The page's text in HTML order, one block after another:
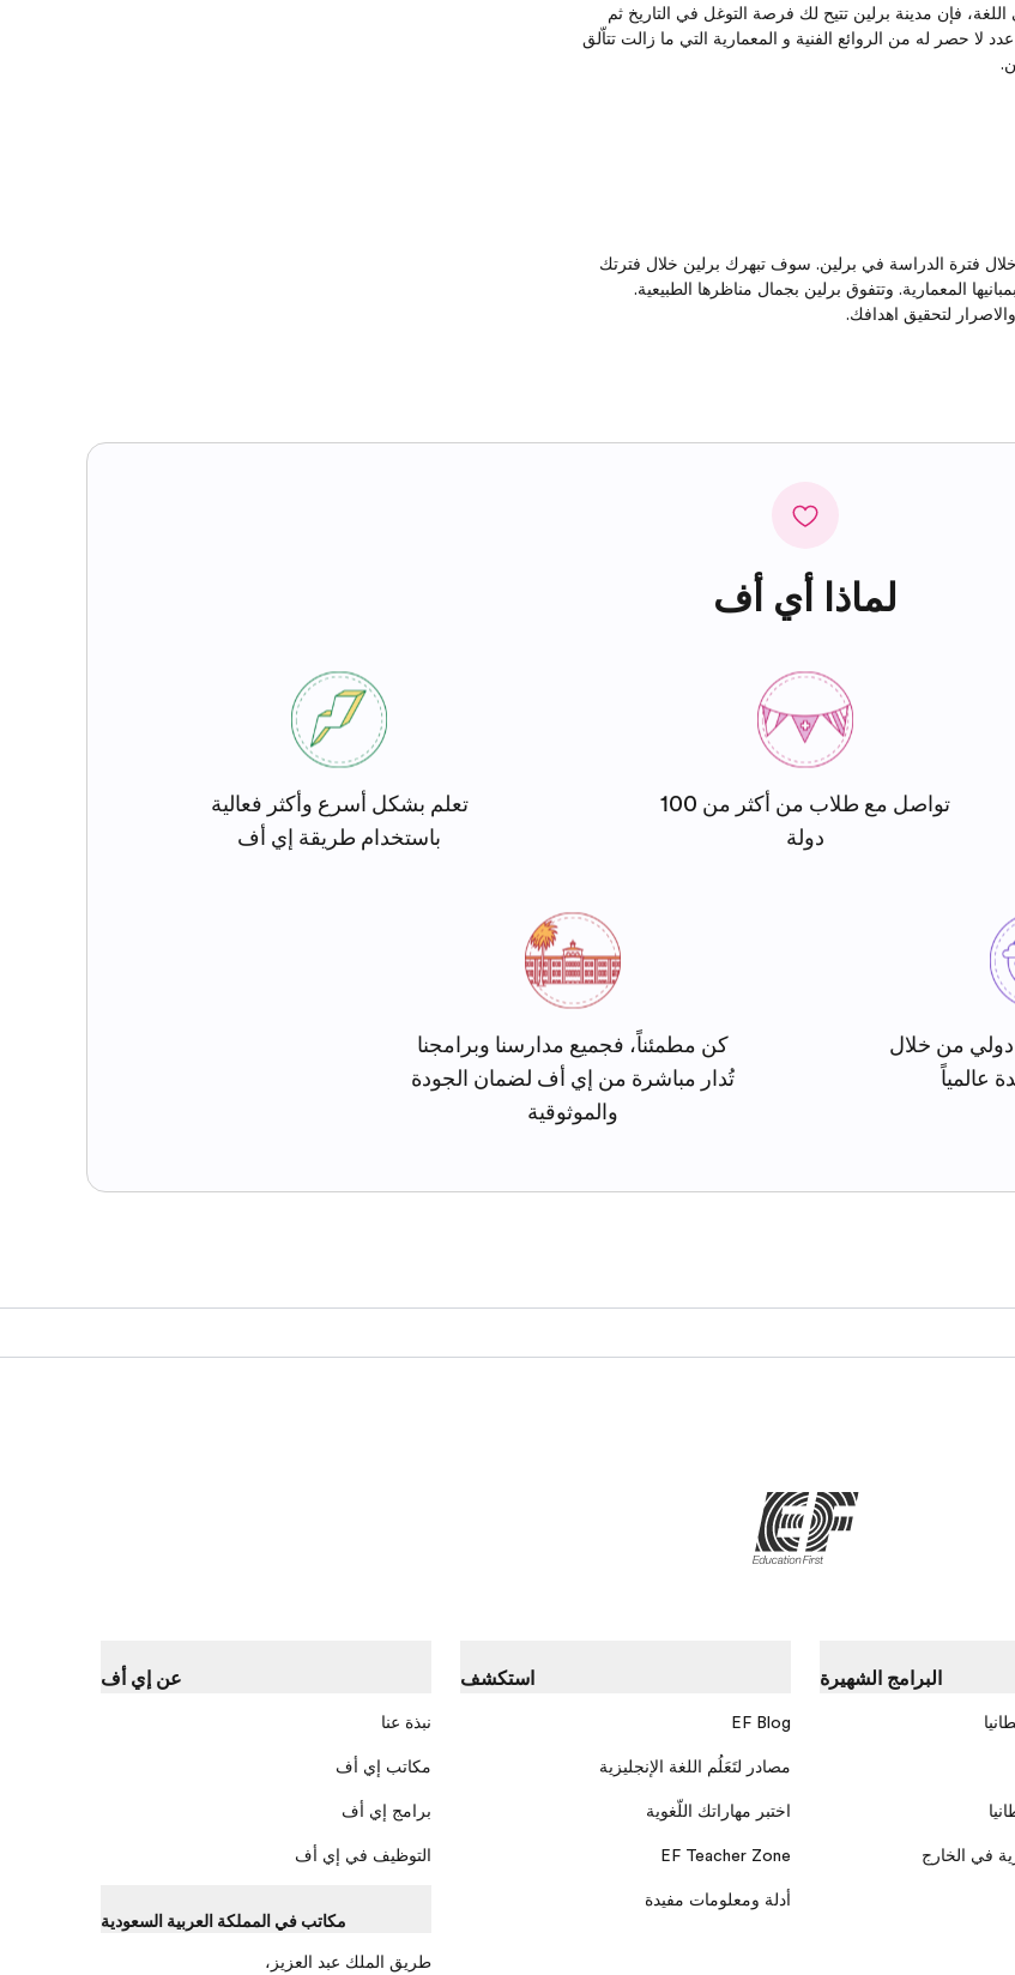
فإن مدينة برلين تتيح لك فرصة التوغل في التاريخ ثم
حصر له من الروائع الفنية و المعمارية التي ما زالت تتاّلق
فترة الدراسة في برلين. سوف تبهرك برلين خلال فترتك
المعمارية. وتتفوق برلين بجمال مناظرها الطبيعية.
لتحقيق اهدافك.
لماذا أي أف
تواصل مع طلاب من أكثر من 100
دولة
تعلم بشكل أسرع وأكثر فعالية
باستخدام طريقة إي أف
من خلال
عالمياً
كن مطمئناً، فجميع مدارسنا وبرامجنا
تُدار مباشرة من إي أف لضمان الجودة
والموثوقية
البرامج الشهيرة
في الخارج
استكشف
EF Blog
مصادر لتَعَلُم اللغة الإنجليزية
اختبر مهاراتك اللّغوية
EF Teacher Zone
أدلة ومعلومات مفيدة
عن إي أف
نبذة عنا
مكاتب إي أف
برامج إي أف
التوظيف في إي أف
مكاتب في المملكة العربية السعودية
طريق الملك عبد العزيز،